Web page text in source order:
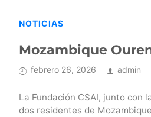
NOTICIAS
Mozambique
febrero 26, 2026 admin
La Fundación CSAI, junto con
dos residentes de